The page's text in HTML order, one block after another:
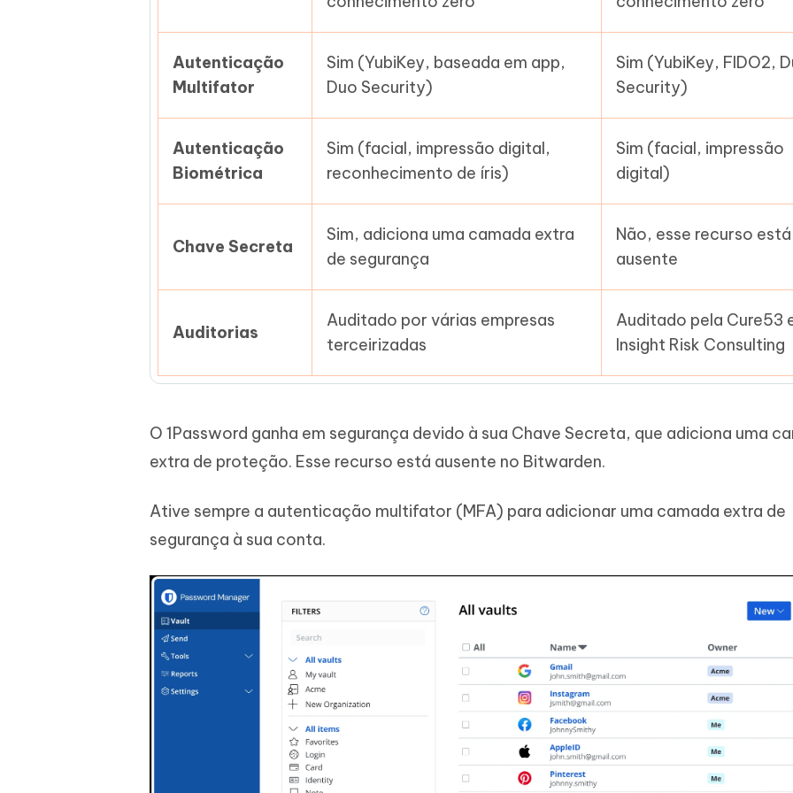
Autenticação
Multifator
Sim (YubiKey, baseada em app,
Duo Security)
Sim (YubiKey, FIDO2,
Security)
Autenticação
Biométrica
Sim (facial, impressão digital,
reconhecimento de íris)
Sim (facial, impressão
digital)
Chave Secreta
Sim, adiciona uma camada extra
de segurança
Não, esse recurso está
ausente
Auditorias
Auditado por várias empresas
terceirizadas
Auditado pela Cure53
Insight Risk Consulting
O 1Password ganha em segurança devido à sua Chave Secreta, que adiciona uma
extra de proteção. Esse recurso está ausente no Bitwarden.
Ative sempre a autenticação multifator (MFA) para adicionar uma camada extra de
segurança à sua conta.